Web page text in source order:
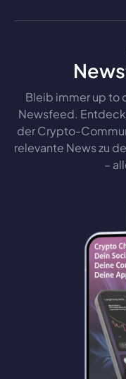
Bleib immer up to
Newsfeed.
der Crypto-
relevante News zu
–